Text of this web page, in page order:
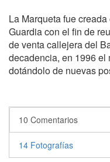
La Marqueta fue
Guardia con el fin de
de venta callejera del
decadencia, en 1996 el
dotándolo de nuevas
10 Comentarios
14 Fotografías